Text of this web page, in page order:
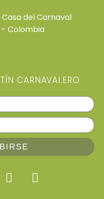
Casa del Carnaval
Colombia
CARNAVALERO